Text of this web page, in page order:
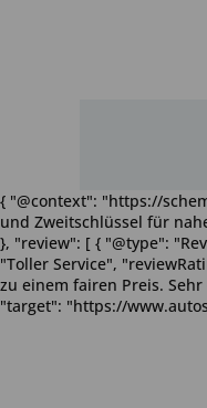
{ "@context": "https://
und Zweitschlüssel für
}, "review": [ { "@type":
"Toller Service",
zu einem fairen Preis.
"target": "https://